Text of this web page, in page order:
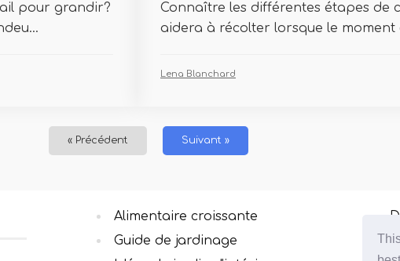
pour grandir?
Connaître les différentes étapes de
aidera à récolter lorsque le moment
Lena Blanchard
« Précédent Suivant »
Alimentaire croissante
Guide de jardinage